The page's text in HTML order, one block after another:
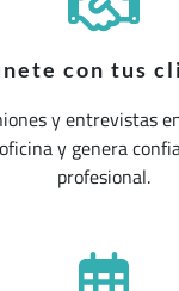
con tus
y entrevistas
y genera
profesional.